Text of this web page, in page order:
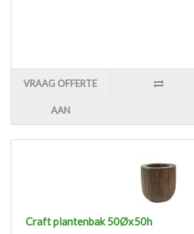
VRAAG OFFERTE
AAN
Craft plantenbak 50Øx50h